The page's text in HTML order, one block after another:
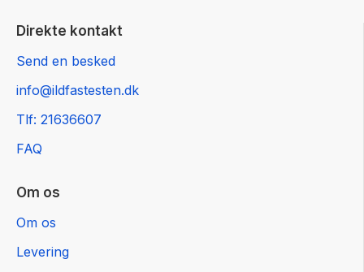
Direkte kontakt
Send en besked
info@ildfastesten.dk
Tlf: 21636607
FAQ
Om os
Om os
Levering